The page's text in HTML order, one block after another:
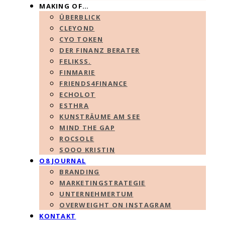
MAKING OF…
ÜBERBLICK
CLEYOND
CYO TOKEN
DER FINANZ BERATER
FELIKSS.
FINMARIE
FRIENDS4FINANCE
ECHOLOT
ESTHRA
KUNSTRÄUME AM SEE
MIND THE GAP
ROCSOLE
SOOO KRISTIN
O8 JOURNAL
BRANDING
MARKETINGSTRATEGIE
UNTERNEHMERTUM
OVERWEIGHT ON INSTAGRAM
KONTAKT